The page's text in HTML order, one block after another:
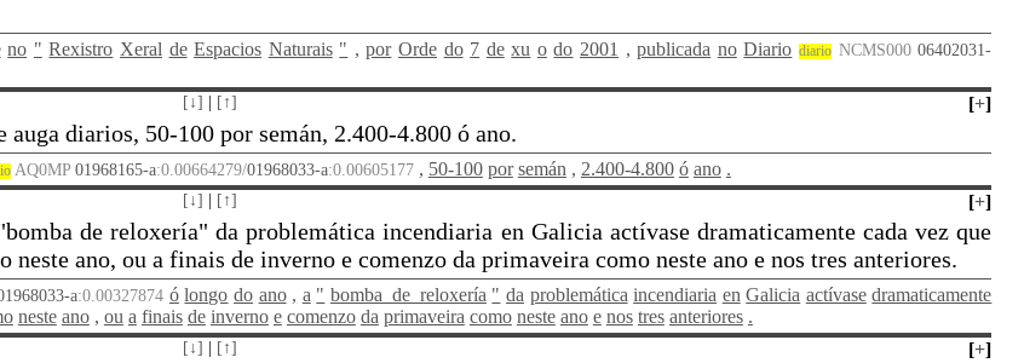
no " Rexistro Xeral de Espacios Naturais " , por Orde do 7 de xu o do 2001 , publicada no Diario diarioNCMS00006402031-
[↓] [↑] [+]
diarios, 50-100 por semán, 2.400-4.800 ó ano.
AQ0MP 01968165-a:0.00664279/01968033-a:0.00605177 , 50-100 por semán , 2.400-4.800 ó ano .
[↓] [↑] [+]
de reloxería" da problemática incendiaria en Galicia actívase dramaticamente cada vez que
neste ano, ou a finais de inverno e comenzo da primaveira como neste ano e nos tres anteriores.
a:0.00327874 ó longo do ano , a " bomba_de_reloxería " da problemática incendiaria en Galicia actívase dramaticamente
neste ano , ou a finais de inverno e comenzo da primaveira como neste ano e nos tres anteriores .
[↓] [↑] [+]